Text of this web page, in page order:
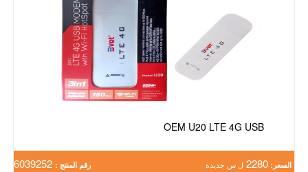
OEM U20 LTE 4G USB
السعر: 2280 ل س جديدة رقم المنتج :